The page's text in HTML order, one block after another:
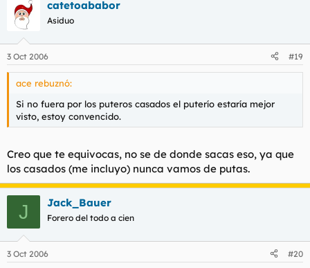
catetoababor
Asiduo
3 Oct 2006 #19
ace rebuznó:
Si no fuera por los puteros casados el puterío estaría mejor
visto, estoy convencido.
Creo que te equivocas, no se de donde sacas eso, ya que
los casados (me incluyo) nunca vamos de putas.
J Jack_Bauer
Forero del todo a cien
3 Oct 2006 #20